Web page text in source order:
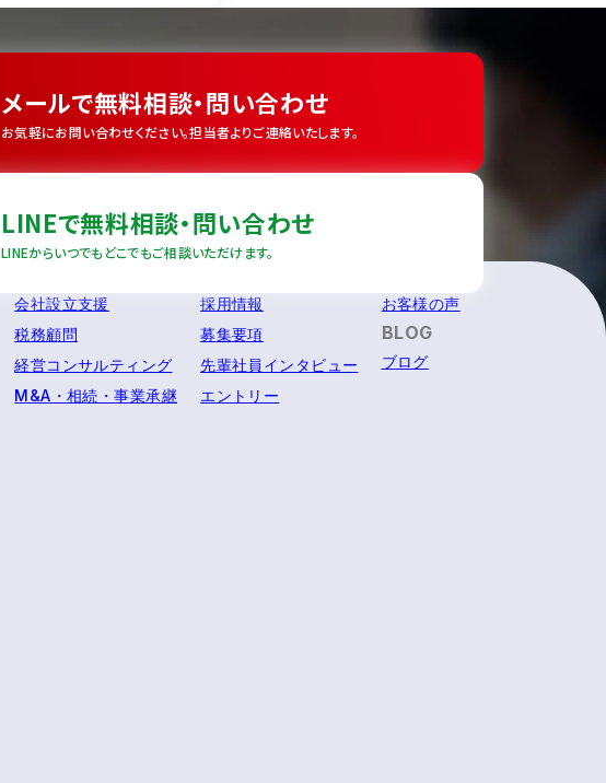
メールで無料相談・問い合わせ
お気軽にお問い合わせください。担当者よりご連絡いたします。
LINEで無料相談・問い合わせ
LINEからいつでもどこでもご相談いただけます。
会社設立支援
税務顧問
経営コンサルティング
M&A・相続・事業承継
採用情報
募集要項
先輩社員インタビュー
エントリー
お客様の声
BLOG
ブログ